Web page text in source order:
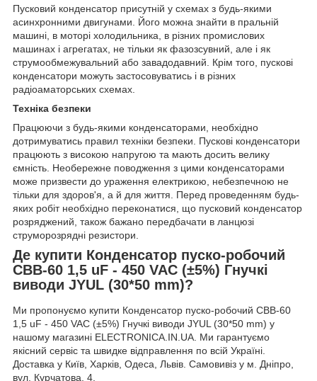
Пусковий конденсатор присутній у схемах з будь-якими
асинхронними двигунами. Його можна знайти в пральній
машині, в моторі холодильника, в різних промислових
машинах і агрегатах, не тільки як фазозсувний, але і як
струмообмежувальний або завадодавний. Крім того, пускові
конденсатори можуть застосовуватись і в різних
радіоаматорських схемах.
Техніка безпеки
Працюючи з будь-якими конденсаторами, необхідно
дотримуватись правил техніки безпеки. Пускові конденсатори
працюють з високою напругою та мають досить велику
ємність. Необережне поводження з цими конденсаторами
може призвести до ураження електрикою, небезпечною не
тільки для здоров'я, а й для життя. Перед проведенням будь-
яких робіт необхідно переконатися, що пусковий конденсатор
розряджений, також бажано передбачати в ланцюзі
струморозрядні резистори.
Де купити Конденсатор пуско-робочий
CBB-60 1,5 uF - 450 VAC (±5%) Гнучкі
виводи JYUL (30*50 mm)?
Ми пропонуємо купити Конденсатор пуско-робочий CBB-60
1,5 uF - 450 VAC (±5%) Гнучкі виводи JYUL (30*50 mm) у
нашому магазині ELECTRONICA.IN.UA. Ми гарантуємо
якісний сервіс та швидке відправлення по всій Україні.
Доставка у Київ, Харків, Одеса, Львів. Самовивіз у м. Дніпро,
вул. Курчатова, 4.